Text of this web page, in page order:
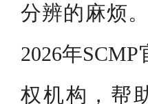
分辨的麻烦
2026年
权机构，帮